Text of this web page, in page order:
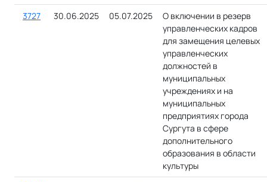
3727
30.06.2025 05.07.2025
О включении в резерв
управленческих кадров
для замещения целевых
управленческих
должностей в
муниципальных
учреждениях и на
муниципальных
предприятиях города
Сургута в сфере
дополнительного
образования в области
культуры